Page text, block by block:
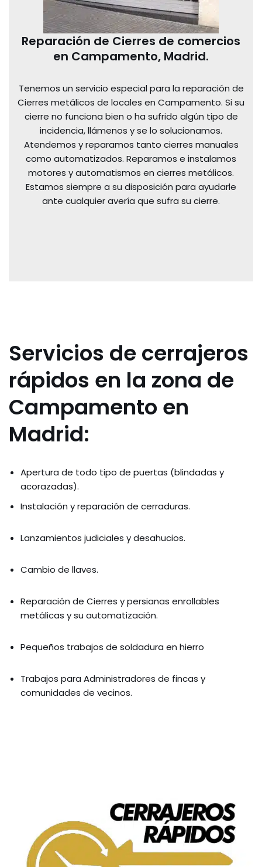
Reparación de Cierres de comercios
en Campamento, Madrid.
Tenemos un servicio especial para la reparación de
Cierres metálicos de locales en Campamento. Si su
cierre no funciona bien o ha sufrido algún tipo de
incidencia, llámenos y se lo solucionamos.
Atendemos y reparamos tanto cierres manuales
como automatizados. Reparamos e instalamos
motores y automatismos en cierres metálicos.
Estamos siempre a su disposición para ayudarle
ante cualquier avería que sufra su cierre.
Servicios de cerrajeros
rápidos en la zona de
Campamento en
Madrid:
Apertura de todo tipo de puertas (blindadas y
acorazadas).
Instalación y reparación de cerraduras.
Lanzamientos judiciales y desahucios.
Cambio de llaves.
Reparación de Cierres y persianas enrollables
metálicas y su automatización.
Pequeños trabajos de soldadura en hierro
Trabajos para Administradores de fincas y
comunidades de vecinos.